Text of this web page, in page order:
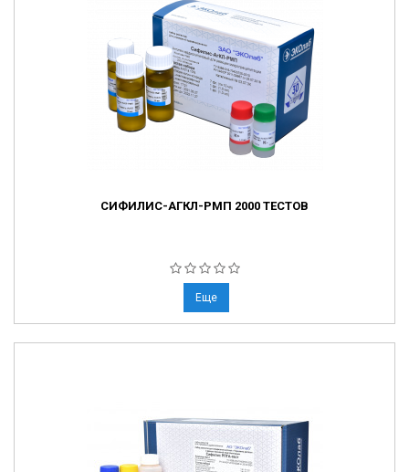
СИФИЛИС-АГКЛ-РМП 2000 ТЕСТОВ
Еще